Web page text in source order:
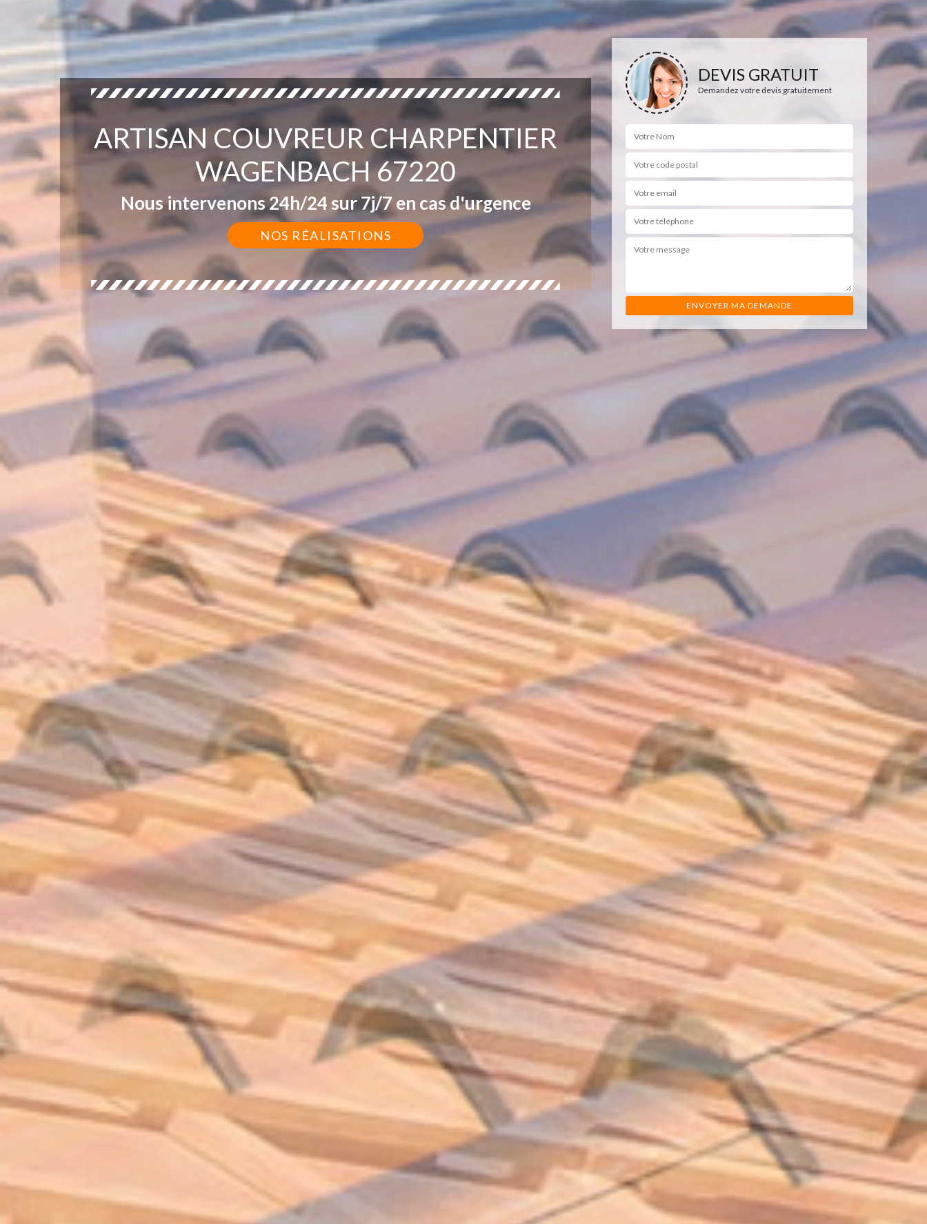
ARTISAN COUVREUR CHARPENTIER
WAGENBACH 67220
Nous intervenons 24h/24 sur 7j/7 en cas d'urgence
NOS RÉALISATIONS
DEVIS GRATUIT
Demandez votre devis gratuitement